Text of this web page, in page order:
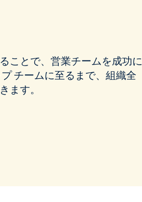
ことで、営業チームを成功に
チームに至るまで、組織全
ます。